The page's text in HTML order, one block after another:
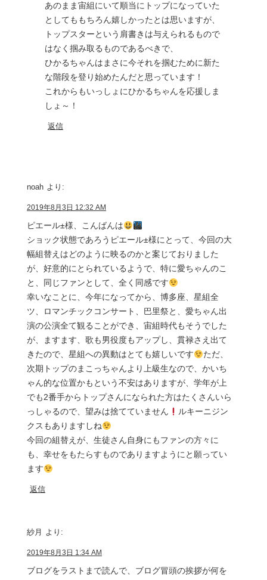
あのまま宙組にいて順当にトップになっていた
としてももちろん嬉しかったとは思いますが、
トップスターという肩書きは与えられるもので
はなく掴み取るものであるべきで、
ひかるちゃんはまさに今それを掴むために新た
な階段を登り始めたんだと思っています！
これからもいっしょにひかるちゃんを応援しま
しょ～！
返信
noah より:
2019年8月3日 12:32 AM
ピエール±様、こんばんは
ショック状態であろうピエール±様にとって、今回の大
幅組替えはどのように映るのかと案じておりました
が、好意的にとられているようで、特に愛ちゃんのこ
と、同じファンとして、全く同感です
幸いなことに、今年になってから、博多座、星組全
ツ、ロマンチックコンサート、巴里祭と、愛ちゃん出
演の公演全て観ることができ、宙組時代もそうでした
が、ますます、歌も男役度もアップし、貫禄さえ出て
きたので、星組への異動はとても嬉しいです
ただ、
次期トップのまこっちゃんより上級生なので、かいち
ゃん的な位置かもという不安はありますが、学年が上
でも2番手からトップさんになられた方はたくさんいら
っしゃるので、望みは捨てていません
ルキーニジン
クスもありますしね
今回の組替えが、生徒さん自身にもファンの方々に
も、幸せをもたらすものでありますようにと願ってい
ます
返信
紗月 より:
2019年8月3日 1:34 AM
ブログをラストまで読んで、ブログ冒頭の挨拶が何を